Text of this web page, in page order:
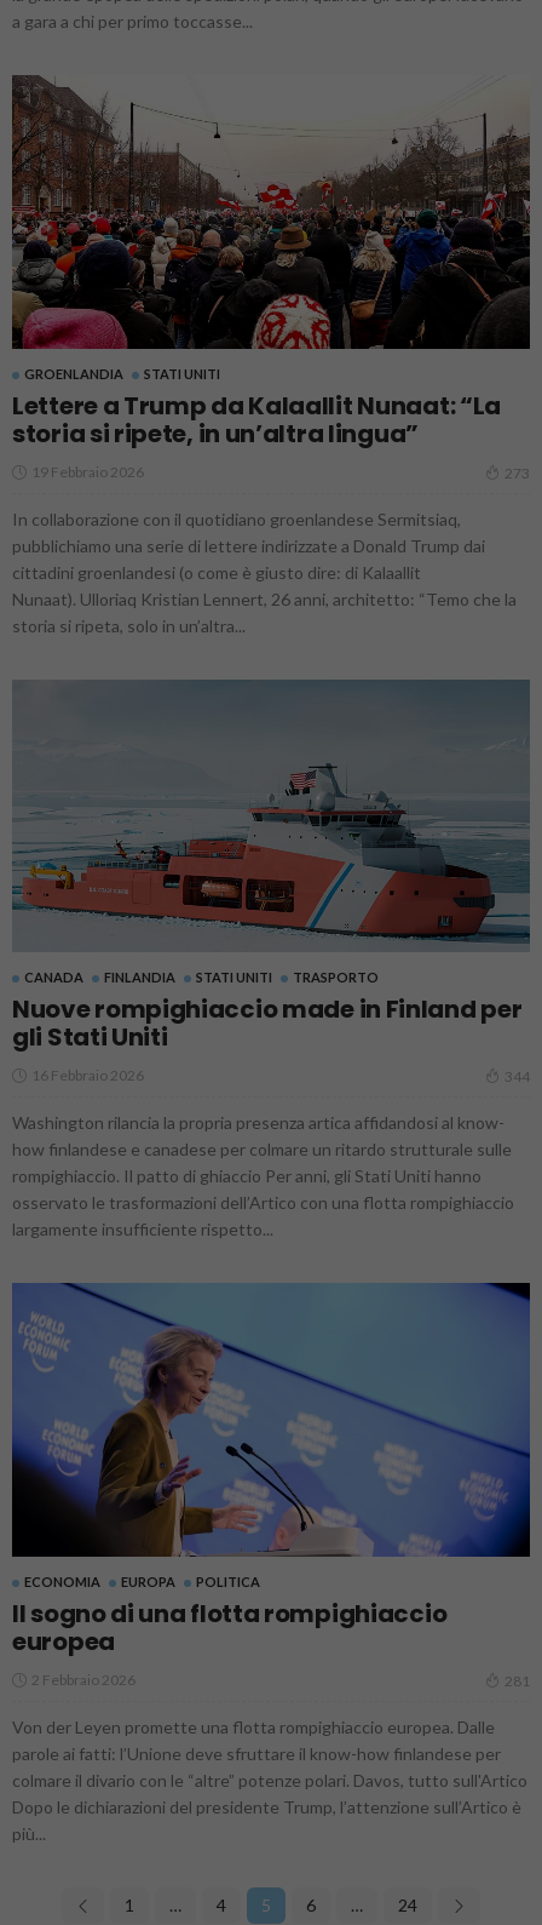
a gara a chi per primo toccasse...
GROENLANDIA STATI UNITI
Lettere a Trump da Kalaallit Nunaat: “La
storia si ripete, in un’altra lingua”
19 Febbraio 2026 273
In collaborazione con il quotidiano groenlandese Sermitsiaq,
pubblichiamo una serie di lettere indirizzate a Donald Trump dai
cittadini groenlandesi (o come è giusto dire: di Kalaallit
Nunaat). Ulloriaq Kristian Lennert, 26 anni, architetto: “Temo che la
storia si ripeta, solo in un’altra...
CANADA FINLANDIA STATI UNITI TRASPORTO
Nuove rompighiaccio made in Finland per
gli Stati Uniti
16 Febbraio 2026 344
Washington rilancia la propria presenza artica affidandosi al know-
how finlandese e canadese per colmare un ritardo strutturale sulle
rompighiaccio. Il patto di ghiaccio Per anni, gli Stati Uniti hanno
osservato le trasformazioni dell’Artico con una flotta rompighiaccio
largamente insufficiente rispetto...
ECONOMIA EUROPA POLITICA
Il sogno di una flotta rompighiaccio
europea
2 Febbraio 2026 281
Von der Leyen promette una flotta rompighiaccio europea. Dalle
parole ai fatti: l’Unione deve sfruttare il know-how finlandese per
colmare il divario con le “altre” potenze polari. Davos, tutto sull'Artico
Dopo le dichiarazioni del presidente Trump, l’attenzione sull’Artico è
più...
1 … 4 5 6 … 24